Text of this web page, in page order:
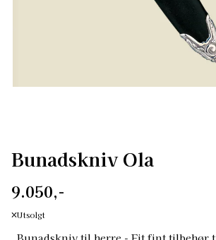
Bunadskniv Ola
9.050,-
Utsolgt